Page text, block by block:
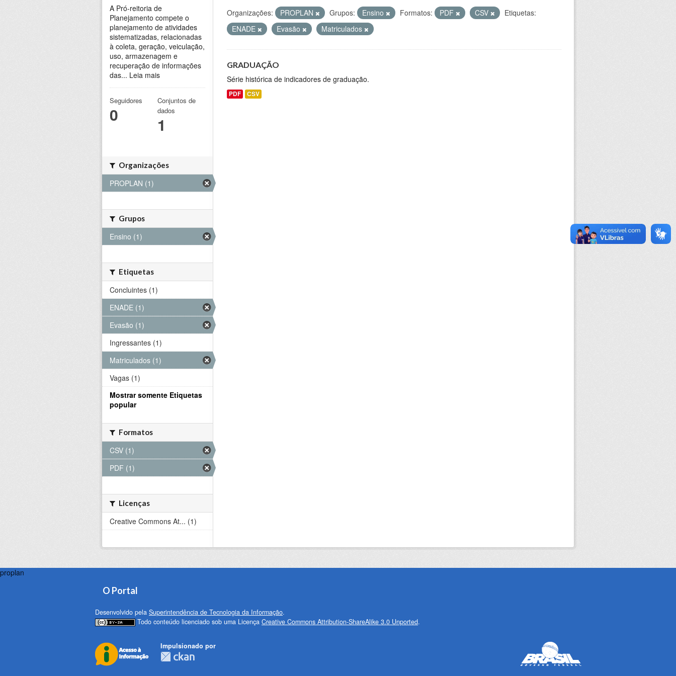
Organizações: PROPLAN Grupos: Ensino Formatos: PDF CSV
Etiquetas:
ENADE
Evasão Matriculados
GRADUAÇÃO
Série histórica de indicadores de graduação.
PDF CSV
A Pró-reitoria de
Planejamento compete o
planejamento de atividades
sistematizadas, relacionadas
à coleta, geração, veiculação,
uso, armazenagem e
recuperação de informações
das... Leia mais
Seguidores
0
Conjuntos de
dados
1
Organizações
PROPLAN (1)
Grupos
Ensino (1)
Etiquetas
Concluintes (1)
ENADE (1)
Evasão (1)
Ingressantes (1)
Matriculados (1)
Vagas (1)
Mostrar somente Etiquetas
popular
Formatos
CSV (1)
PDF (1)
Licenças
Creative Commons At... (1)
proplan
O Portal
Desenvolvido pela Superintendência de Tecnologia da Informação.
Todo conteúdo licenciado sob uma Licença Creative Commons Attribution-ShareAlike 3.0 Unported.
Impulsionado por